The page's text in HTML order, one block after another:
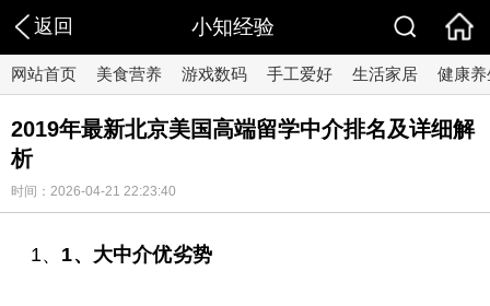
返回 小知经验
网站首页 美食营养 游戏数码 手工爱好 生活家居 健康养
2019年最新北京美国高端留学中介排名及详细解
析
时间：2026-04-21 22:23:40
1、 1、大中介优劣势